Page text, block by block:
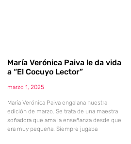
María Verónica Paiva le da vida
a “El Cocuyo Lector”
marzo 1, 2025
María Verónica Paiva engalana nuestra
edición de marzo. Se trata de una maestra
soñadora que ama la enseñanza desde que
era muy pequeña. Siempre jugaba